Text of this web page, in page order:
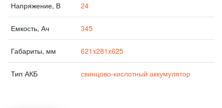
Напряжение, В 24
Емкость, Ач 345
Габариты, мм 621x281x625
Тип АКБ свинцово-кислотный аккумулятор